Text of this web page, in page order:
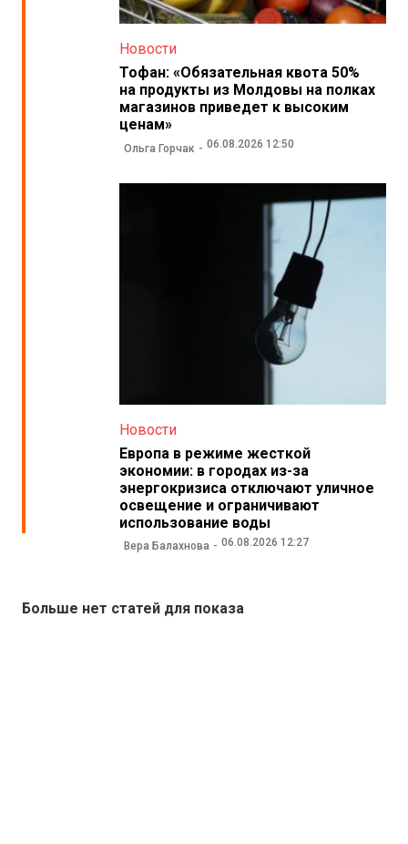
Новости
Тофан: «Обязательная квота 50%
на продукты из Молдовы на полках
магазинов приведет к высоким
ценам»
Ольга Горчак 06.08.2026 12:50
Новости
Европа в режиме жесткой
экономии: в городах из-за
энергокризиса отключают уличное
освещение и ограничивают
использование воды
Вера Балахнова 06.08.2026 12:27
Больше нет статей для показа